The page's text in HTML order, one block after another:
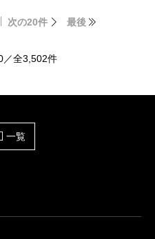
次の20件 最後
／全3,502件
一覧